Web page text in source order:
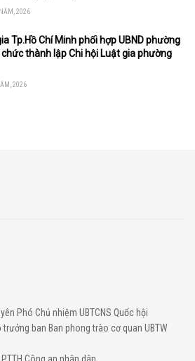
2026
Tp.Hồ Chí Minh phối hợp UBND phường
thành lập Chi hội Luật gia phường
2026
Phó Chủ nhiệm UBTCNS Quốc hội
ban Ban phong trào cơ quan UBTW